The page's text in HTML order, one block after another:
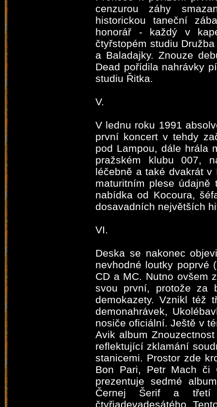
cenzurou záhy
historickou taneční
honorář - každý v
čtyřstopém studiu
a Baladajky. Znouze
Dead pořídila nahrávky
studiu Řitka.
V.
V lednu roku 1991
první koncert v tehdy
pod Lampou, dále hrála
pražském klubu 007,
léčebně a také dvakrát
maturitním plese
nabídka od Kocoura,
dosavadních největších
VI.
Deska se nakonec
nevhodné loutky poprvé
CD a MC. Nutno ovšem
svou první, protože za
demokazety. Vznikl též
demonahrávek,
nosiče oficiální. Ještě v
Avik album
reflektující zklamání
stanicemi. Prostor zde
Bon Pari, Petr Mach či
prezentuje sedmé
Černej Šerif a
čtyřiadevadesátého.